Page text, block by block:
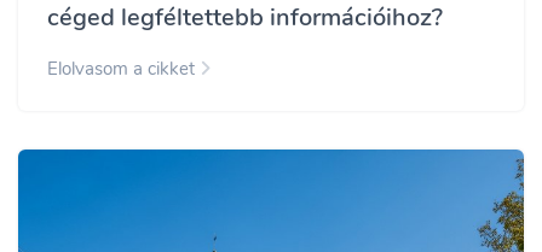
céged legféltettebb információihoz?
Elolvasom a cikket